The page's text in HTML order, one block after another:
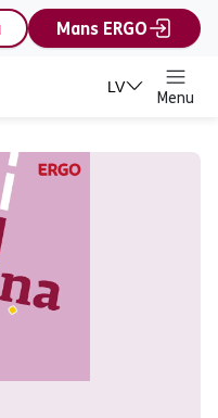
Mans ERGO
LV
Menu